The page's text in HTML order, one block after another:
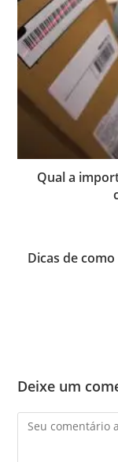
Qual a
Dicas de
Deixe um